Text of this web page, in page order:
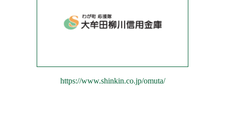
https://www.shinkin.co.jp/omuta/